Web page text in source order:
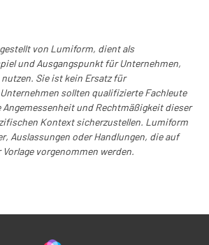
Probe
im richtigen Behälter
K.A.
in einem Beutel mit
von Lumiform, dient als
und Ausgangspunkt für Unternehmen,
Sie ist kein Ersatz für
sollten qualifizierte Fachleute
und Rechtmäßigkeit dieser
Kontext sicherzustellen. Lumiform
Auslassungen oder Handlungen, die auf
vorgenommen werden.